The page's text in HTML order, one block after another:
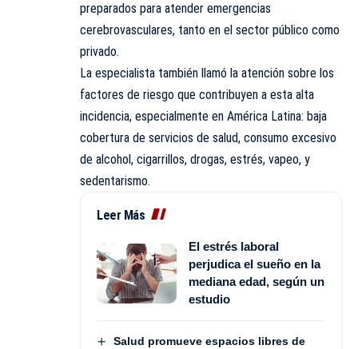
preparados para atender emergencias
cerebrovasculares, tanto en el sector público como
privado.
La especialista también llamó la atención sobre los
factores de riesgo que contribuyen a esta alta
incidencia, especialmente en América Latina: baja
cobertura de servicios de salud, consumo excesivo
de alcohol, cigarrillos, drogas, estrés, vapeo, y
sedentarismo.
Leer Más
El estrés laboral
perjudica el sueño en la
mediana edad, según un
estudio
Salud promueve espacios libres de